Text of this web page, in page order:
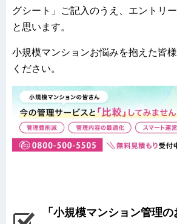
グシート」ご記入のうえ、エントリ
と思います。
小規模マンションお悩みを抱えた皆
ください。
「小規模マンション管理